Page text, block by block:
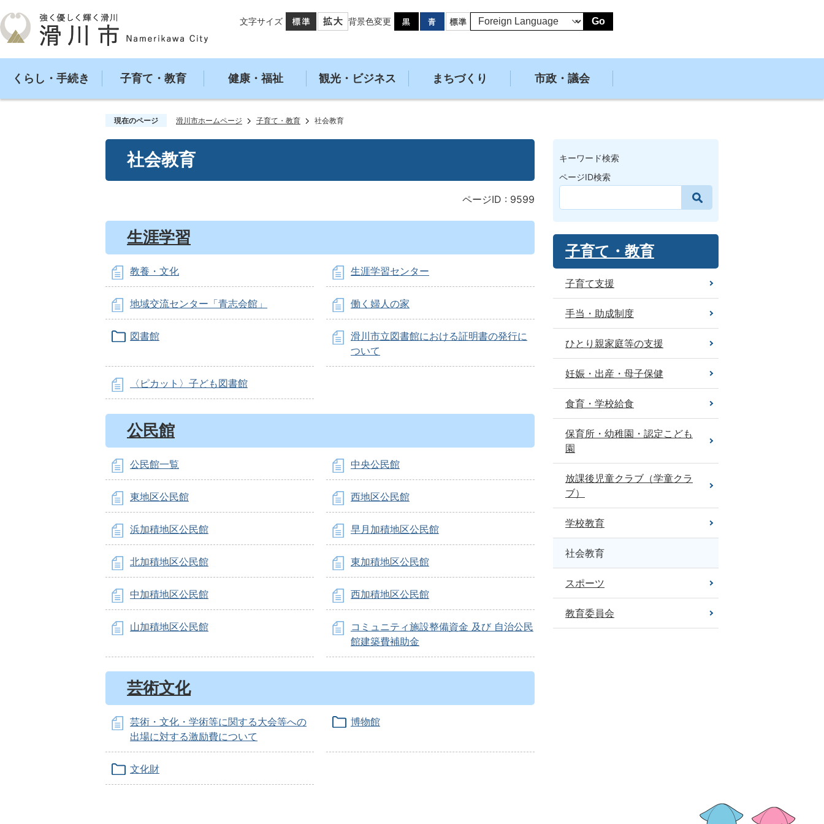
文字サイズ 背景色変更 Go
くらし・手続き 子育て・教育 健康・福祉 観光・ビジネス まちづくり 市政・議会
現在のページ 滑川市ホームページ 子育て・教育 社会教育
社会教育
ページID : 9599
生涯学習
教養・文化 生涯学習センター
地域交流センター「青志会館」 働く婦人の家
図書館
滑川市立図書館における証明書の発行に
ついて
〈ピカット〉子ども図書館
公民館
公民館一覧 中央公民館
東地区公民館 西地区公民館
浜加積地区公民館 早月加積地区公民館
北加積地区公民館 東加積地区公民館
中加積地区公民館 西加積地区公民館
山加積地区公民館
コミュニティ施設整備資金 及び 自治公民
館建築費補助金
芸術文化
芸術・文化・学術等に関する大会等への
出場に対する激励費について
博物館
文化財
キーワード検索
ページID検索
子育て・教育
子育て支援
手当・助成制度
ひとり親家庭等の支援
妊娠・出産・母子保健
食育・学校給食
保育所・幼稚園・認定こども
園
放課後児童クラブ（学童クラ
ブ）
学校教育
社会教育
スポーツ
教育委員会